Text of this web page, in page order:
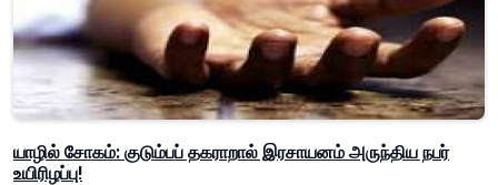
யாழில் சோகம்: குடும்பப் தகராறால் இரசாயனம் அருந்திய நபர்
உயிரிழப்பு!